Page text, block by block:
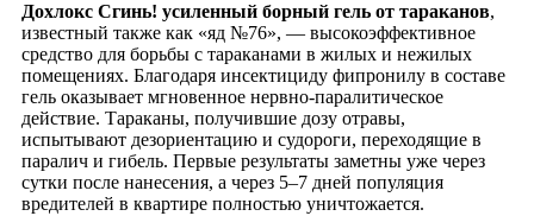
Дохлокс Сгинь! усиленный борный гель от тараканов,
известный также как «яд №76», — высокоэффективное
средство для борьбы с тараканами в жилых и нежилых
помещениях. Благодаря инсектициду фипронилу в составе
гель оказывает мгновенное нервно-паралитическое
действие. Тараканы, получившие дозу отравы,
испытывают дезориентацию и судороги, переходящие в
паралич и гибель. Первые результаты заметны уже через
сутки после нанесения, а через 5–7 дней популяция
вредителей в квартире полностью уничтожается.